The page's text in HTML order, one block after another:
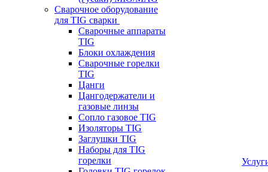
Сварочное оборудование
для TIG сварки
Сварочные аппараты
TIG
Блоки охлаждения
Сварочные горелки
TIG
Цанги
Цангодержатели и
газовые линзы
Сопло газовое TIG
Изоляторы TIG
Заглушки TIG
Наборы для TIG
горелки